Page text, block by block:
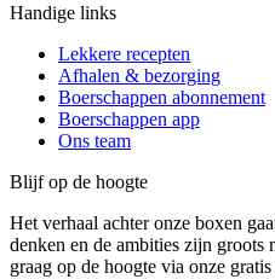
Handige links
Lekkere recepten
Afhalen & bezorging
Boerschappen abonnement
Boerschappen app
Ons team
Blijf op de hoogte
Het verhaal achter onze boxen
denken en de ambities zijn groots
graag op de hoogte via onze